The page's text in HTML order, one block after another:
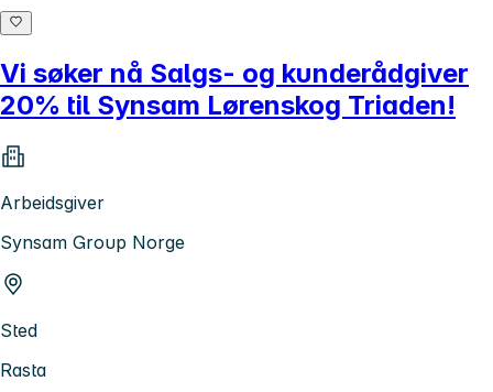
Vi søker nå Salgs- og kunderådgiver
20% til Synsam Lørenskog Triaden!
Arbeidsgiver
Synsam Group Norge
Sted
Rasta